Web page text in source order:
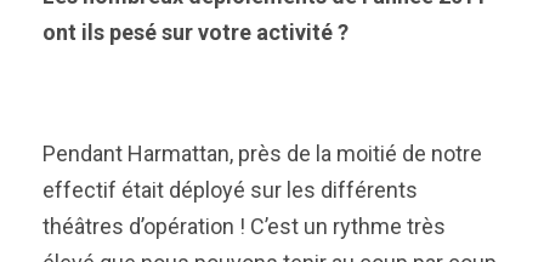
ont ils pesé sur votre activité ?
Pendant Harmattan, près de la moitié de notre
effectif était déployé sur les différents
théâtres d’opération ! C’est un rythme très